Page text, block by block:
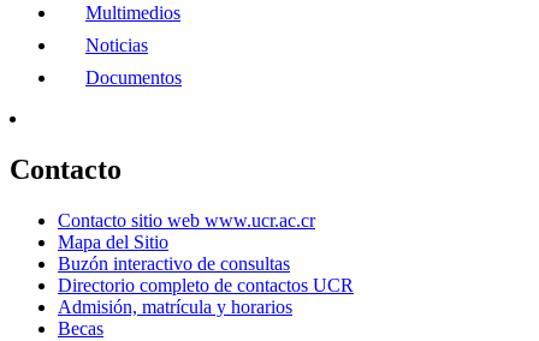
Multimedios
Noticias
Documentos
Contacto
Contacto sitio web www.ucr.ac.cr
Mapa del Sitio
Buzón interactivo de consultas
Directorio completo de contactos UCR
Admisión, matrícula y horarios
Becas